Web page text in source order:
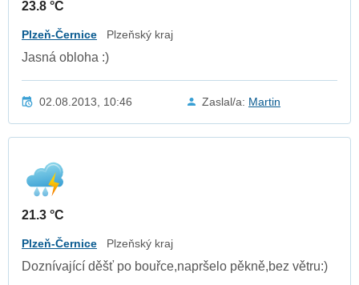
23.8 °C
Plzeň-Černice Plzeňský kraj
Jasná obloha :)
02.08.2013, 10:46 Zaslal/a: Martin
21.3 °C
Plzeň-Černice Plzeňský kraj
Doznívající děšť po bouřce,napršelo pěkně,bez větru:)